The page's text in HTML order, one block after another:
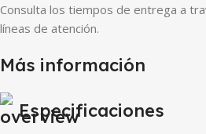
Consulta los tiempos de entrega a
líneas de atención.
Más información
Especificaciones